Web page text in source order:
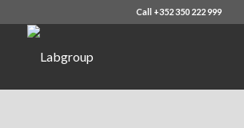
Call +352 350 222 999